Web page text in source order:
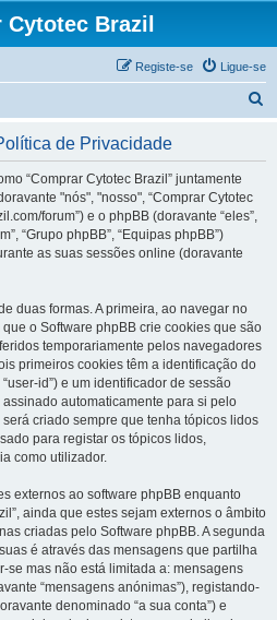
Cytotec Brazil
Ligue-se
Registe-se
de Privacidade
“Comprar Cytotec Brazil” juntamente
"nós", "nosso", “Comprar Cytotec
forum”) e o phpBB (doravante “eles”,
“Grupo phpBB”, “Equipas phpBB”)
as suas sessões online (doravante
duas formas. A primeira, ao navegar no
que o Software phpBB crie cookies que são
temporariamente pelos navegadores
primeiros cookies têm a identificação do
id”) e um identificador de sessão
automaticamente para si pelo
criado sempre que tenha tópicos lidos
para registar os tópicos lidos,
como utilizador.
externos ao software phpBB enquanto
ainda que estes sejam externos o âmbito
criadas pelo Software phpBB. A segunda
é através das mensagens que partilha
se mas não está limitada a: mensagens
“mensagens anónimas”), registando-
denominado “a sua conta”) e